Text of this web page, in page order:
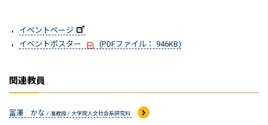
イベントページ
イベントポスター
(PDFファイル： 946KB)
関連教員
冨澤 かな / 准教授 / 大学院人文社会系研究科